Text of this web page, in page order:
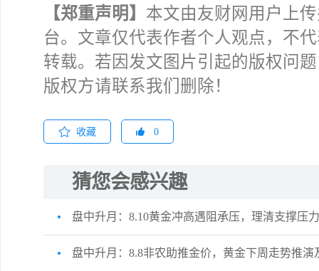
【郑重声明】 本文由友财网用户上
台。文章仅代表作者个人观点，不
转载。若因发文图片引起的版权问
版权方请联系我们删除！
收藏 0
猜您会感兴趣
盘中升月：8.10黄金冲高遇阻承压，理清支撑压
盘中升月：8.8非农助推金价，黄金下周走势推演